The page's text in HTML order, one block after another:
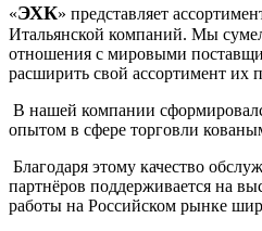
«ЭХК» представляет
Итальянской компаний. Мы
отношения с мировыми
расширить свой ассортимент их
В нашей компании
опытом в сфере торговли
Благодаря этому качество
партнёров поддерживается на
работы на Российском рынке